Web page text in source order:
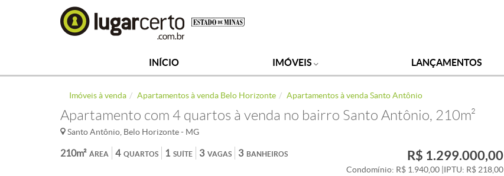
INÍCIO IMÓVEIS LANÇAMENTOS
Imóveis à venda Apartamentos à venda Belo Horizonte Apartamentos à venda Santo Antônio
Apartamento com 4 quartos à venda no bairro Santo Antônio, 210m²
Santo Antônio, Belo Horizonte - MG
ÁREA
210m² QUARTOS
4 SUÍTE
1 VAGAS
3 BANHEIROS
3 R$ 1.299.000,00
Condomínio: R$ 1.940,00
IPTU: R$ 218,00